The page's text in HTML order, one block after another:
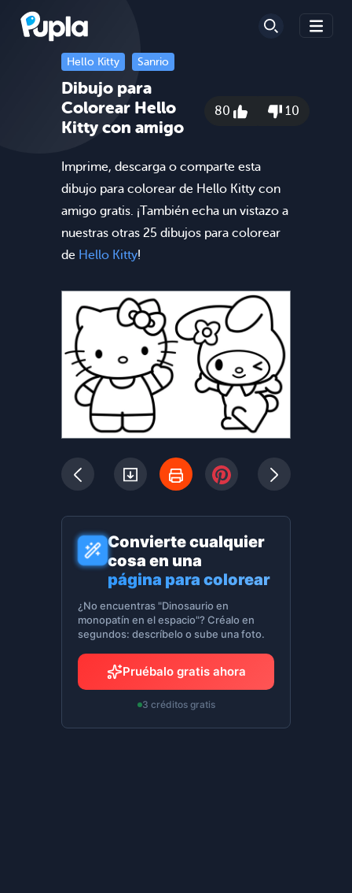
Hello Kitty Sanrio
Dibujo para
Colorear Hello
Kitty con amigo
80 10
Imprime, descarga o comparte esta
dibujo para colorear de Hello Kitty con
amigo gratis. ¡También echa un vistazo a
nuestras otras 25 dibujos para colorear
de Hello Kitty!
Convierte cualquier
cosa en una
página para colorear
¿No encuentras "Dinosaurio en
monopatín en el espacio"? Créalo en
segundos: descríbelo o sube una foto.
Pruébalo gratis ahora
3 créditos gratis